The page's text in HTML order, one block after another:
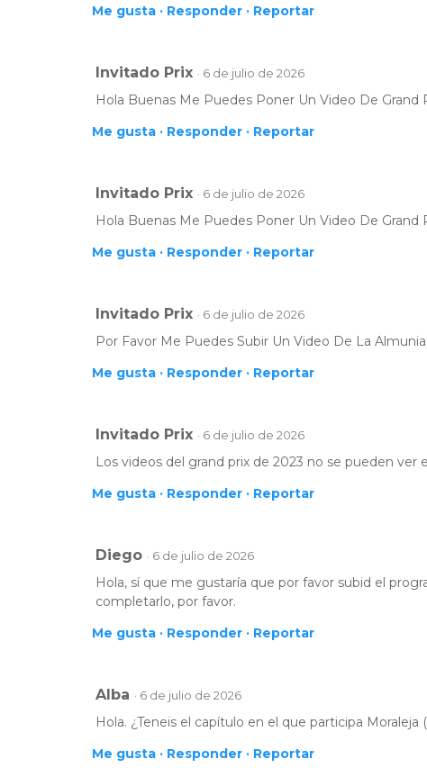
Me gusta · Responder · Reportar
Invitado Prix · 6 de julio de 2026
Hola Buenas Me Puedes Poner Un Video De Grand
Me gusta · Responder · Reportar
Invitado Prix · 6 de julio de 2026
Hola Buenas Me Puedes Poner Un Video De Grand
Me gusta · Responder · Reportar
Invitado Prix · 6 de julio de 2026
Por Favor Me Puedes Subir Un Video De La
Me gusta · Responder · Reportar
Invitado Prix · 6 de julio de 2026
Los videos del grand prix de 2023 no se pueden ver
Me gusta · Responder · Reportar
Diego · 6 de julio de 2026
Hola, sí que me gustaría que por favor subid el
completarlo, por favor.
Me gusta · Responder · Reportar
Alba · 6 de julio de 2026
Hola. ¿Teneis el capítulo en el que participa
Me gusta · Responder · Reportar